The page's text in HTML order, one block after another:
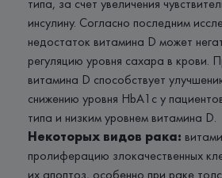
типа, за счет увеличения
инсулину. Согласно последним
недостаток витамина D может
регуляцию уровня сахара в крови.
витамина D способствует
снижению уровня HbA1c у
типа и низким уровнем витамина D.
Некоторых видов рака:
пролиферацию злокачественных
их апоптоз, особенно при раке